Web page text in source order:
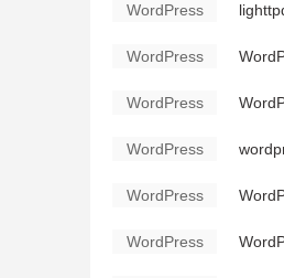
WordPress
WordPress
WordPress
WordPress
WordPress
WordPress